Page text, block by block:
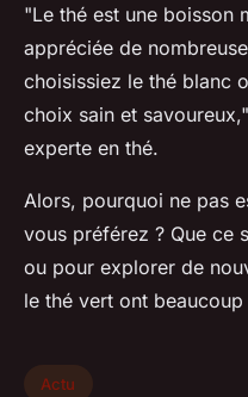
"Le thé est une boisson
appréciée de
choisissiez le thé blanc
choix sain et savoureux,"
experte en thé.
Alors, pourquoi ne pas
vous préférez ? Que ce
ou pour explorer de
le thé vert ont
Actu